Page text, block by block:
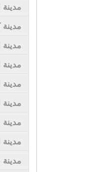
مدينة
مدينة
مدينة
مدينة